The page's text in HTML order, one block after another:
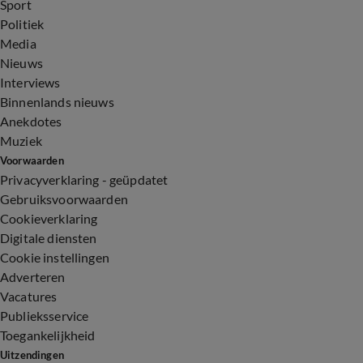
Sport
Politiek
Media
Nieuws
Interviews
Binnenlands nieuws
Anekdotes
Muziek
Voorwaarden
Privacyverklaring - geüpdatet
Gebruiksvoorwaarden
Cookieverklaring
Digitale diensten
Cookie instellingen
Adverteren
Vacatures
Publieksservice
Toegankelijkheid
Uitzendingen